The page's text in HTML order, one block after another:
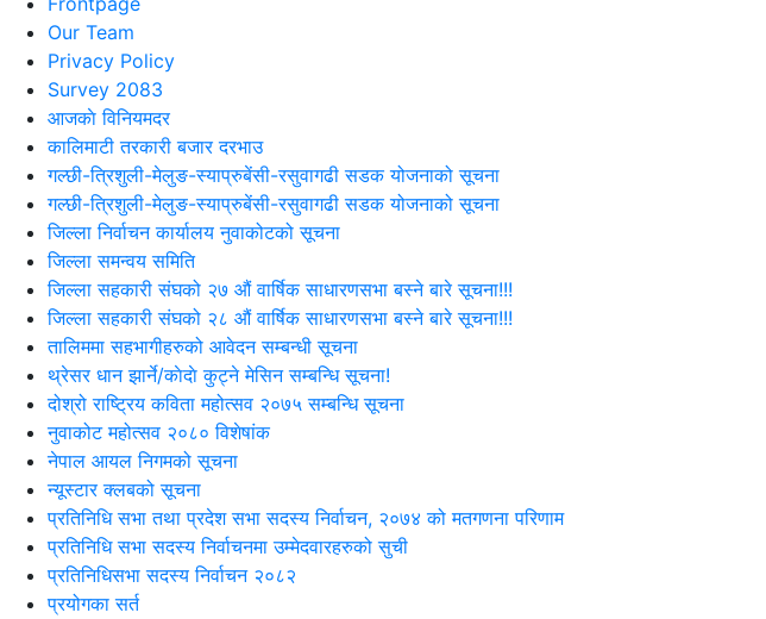
Our Team
Privacy Policy
Survey 2083
आजकाे विनियमदर
कालिमाटी तरकारी बजार दरभाउ
गल्छी-त्रिशुली-मेलुङ-स्याप्रुबेंसी-रसुवागढी सडक योजनाको सूचना
गल्छी-त्रिशुली-मेलुङ-स्याप्रुबेंसी-रसुवागढी सडक योजनाको सूचना
जिल्ला निर्वाचन कार्यालय नुवाकोटको सूचना
जिल्ला समन्वय समिति
जिल्ला सहकारी संघको २७ औं वार्षिक साधारणसभा बस्ने बारे सूचना!!!
जिल्ला सहकारी संघको २८ औं वार्षिक साधारणसभा बस्ने बारे सूचना!!!
तालिममा सहभागीहरुको आवेदन सम्बन्धी सूचना
थ्रेसर धान झार्ने/काेदाे कुट्ने मेसिन सम्बन्धि सूचना!
दोश्रो राष्ट्रिय कविता महोत्सव २०७५ सम्बन्धि सूचना
नुवाकोट महोत्सव २०८० विशेषांक
नेपाल आयल निगमको सूचना
न्यूस्टार क्लबको सूचना
प्रतिनिधि सभा तथा प्रदेश सभा सदस्य निर्वाचन, २०७४ को मतगणना परिणाम
प्रतिनिधि सभा सदस्य निर्वाचनमा उम्मेदवारहरुको सुची
प्रतिनिधिसभा सदस्य निर्वाचन २०८२
प्रयोगका सर्त